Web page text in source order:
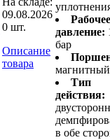
09.08.2026
0 шт.
Описание
товара
Рабочее
давление:
бар
магнитный
Тип
действия:
в обе